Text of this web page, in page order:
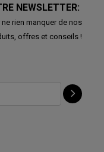
NEWSLETTER:
rien manquer de nos
offres et conseils !